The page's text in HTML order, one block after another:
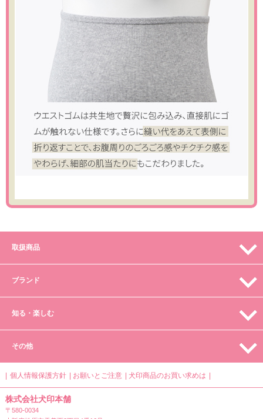
取扱商品
ブランド
知る・楽しむ
その他
個人情報保護方針 お願いとご注意 犬印商品のお買い求めは
株式会社犬印本舗
〒580-0034